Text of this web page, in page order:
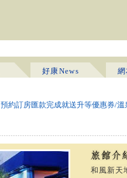
好康News
預約訂房匯款完成就送升等優惠券/溫
和風新天